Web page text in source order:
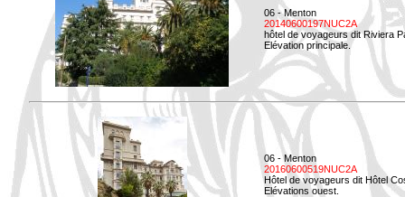
06 - Menton
20140600197NUC2A
hôtel de voyageurs dit Riviera
Elévation principale.
06 - Menton
20160600519NUC2A
Hôtel de voyageurs dit Hôtel
Elévations ouest.